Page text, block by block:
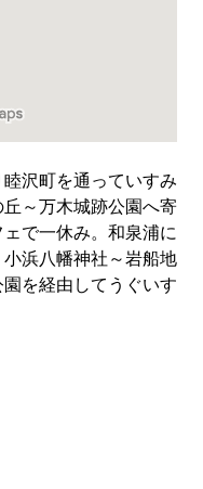
沢町を通っていすみ
～万木城跡公園へ寄
で一休み。和泉浦に
浜八幡神社～岩船地
を経由してうぐいす